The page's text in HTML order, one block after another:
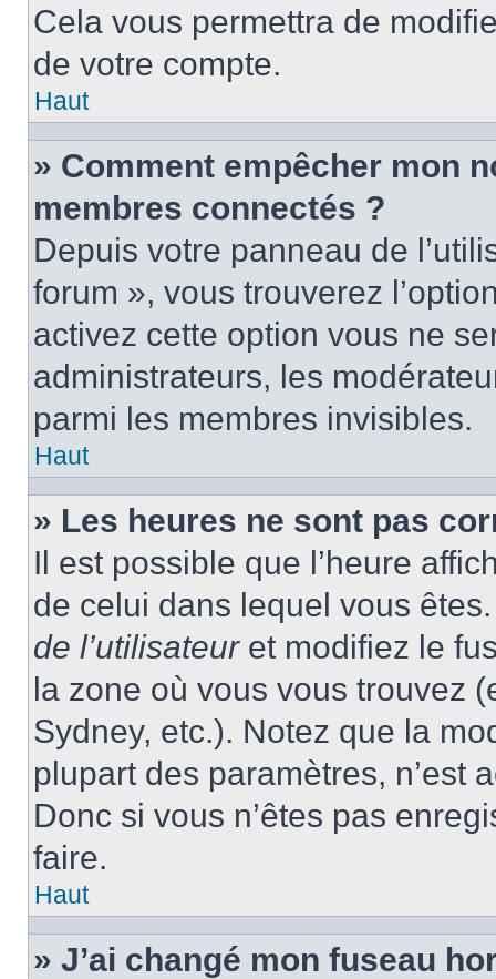
Cela vous permettra de
de votre compte.
Haut
» Comment empêcher mon
membres connectés ?
Depuis votre panneau de
forum », vous trouverez
activez cette option vous ne
administrateurs, les
parmi les membres invisibles.
Haut
» Les heures ne sont pas
Il est possible que l’heure
de celui dans lequel vous
de l’utilisateuret modifiez le
la zone où vous vous trouvez
Sydney, etc.). Notez que la
plupart des paramètres, n’est
Donc si vous n’êtes pas
faire.
Haut
» J’ai changé mon fuseau